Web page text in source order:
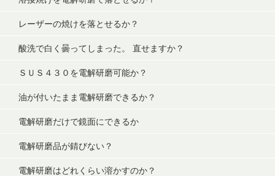
レーザーの焼けを落とせるか？
酸洗で白く曇ってしまった。 直せますか？
ＳＵＳ４３０を電解研磨可能か？
油が付いたまま電解研磨できるか？
電解研磨だけで鏡面にできるか
電解研磨品が錆びない？
電解研磨はどれくらい溶かすのか？